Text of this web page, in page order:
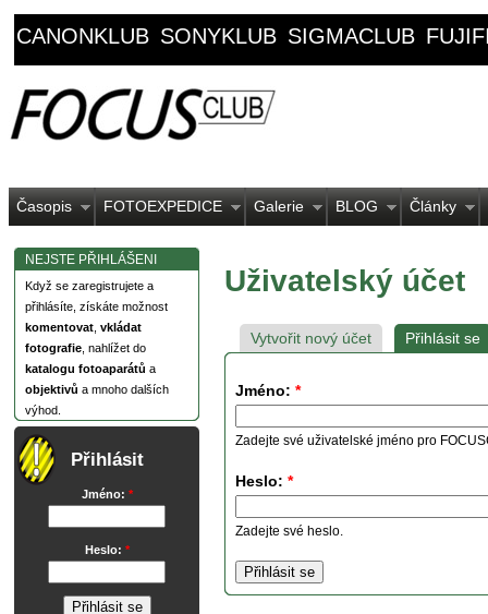
CANONKLUB SONYKLUB SIGMACLUB
Časopis FOTOEXPEDICE Galerie BLOG Články
NEJSTE PŘIHLÁŠENI
Když se zaregistrujete a
přihlásíte, získáte možnost
komentovat vkládat
fotografie , nahlížet do
katalogu fotoaparátů a
objektivů a mnoho dalších
výhod.
Přihlásit
Jméno: *
Heslo: *
Uživatelský účet
Vytvořit nový účet Přihlásit se
Jméno: *
Zadejte své uživatelské jméno pro
Heslo: *
Zadejte své heslo.